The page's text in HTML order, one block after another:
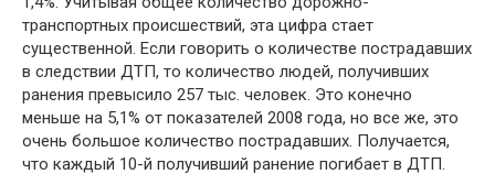
транспортных происшествий, эта цифра стает
существенной. Если говорить о количестве пострадавших
в следствии ДТП, то количество людей, получивших
ранения превысило 257 тыс. человек. Это конечно
меньше на 5,1% от показателей 2008 года, но все же, это
очень большое количество пострадавших. Получается,
что каждый 10-й получивший ранение погибает в ДТП.